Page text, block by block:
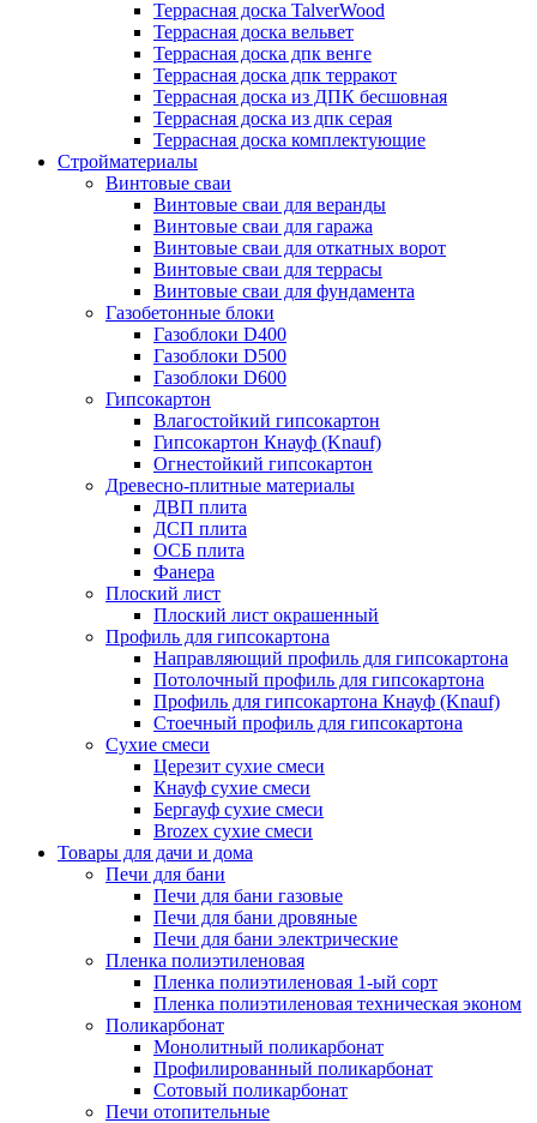
Террасная доска TalverWood
Террасная доска вельвет
Террасная доска дпк венге
Террасная доска дпк терракот
Террасная доска из ДПК бесшовная
Террасная доска из дпк серая
Террасная доска комплектующие
Стройматериалы
Винтовые сваи
Винтовые сваи для веранды
Винтовые сваи для гаража
Винтовые сваи для откатных ворот
Винтовые сваи для террасы
Винтовые сваи для фундамента
Газобетонные блоки
Газоблоки D400
Газоблоки D500
Газоблоки D600
Гипсокартон
Влагостойкий гипсокартон
Гипсокартон Кнауф (Knauf)
Огнестойкий гипсокартон
Древесно-плитные материалы
ДВП плита
ДСП плита
ОСБ плита
Фанера
Плоский лист
Плоский лист окрашенный
Профиль для гипсокартона
Направляющий профиль для гипсокартона
Потолочный профиль для гипсокартона
Профиль для гипсокартона Кнауф (Knauf)
Стоечный профиль для гипсокартона
Сухие смеси
Церезит сухие смеси
Кнауф сухие смеси
Бергауф сухие смеси
Brozex сухие смеси
Товары для дачи и дома
Печи для бани
Печи для бани газовые
Печи для бани дровяные
Печи для бани электрические
Пленка полиэтиленовая
Пленка полиэтиленовая 1-ый сорт
Пленка полиэтиленовая техническая эконом
Поликарбонат
Монолитный поликарбонат
Профилированный поликарбонат
Сотовый поликарбонат
Печи отопительные